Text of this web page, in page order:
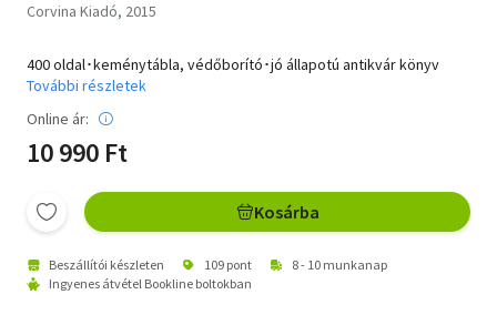
Corvina Kiadó, 2015
400 oldal･keménytábla, védőborító･jó állapotú antikvár könyv
További részletek
Online ár:
10 990 Ft
Kosárba
Beszállítói készleten 109 pont
8 - 10 munkanap
Ingyenes átvétel Bookline boltokban